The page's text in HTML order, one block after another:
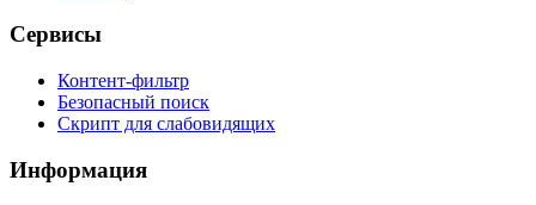
Сервисы
Контент-фильтр
Безопасный поиск
Скрипт для слабовидящих
Информация